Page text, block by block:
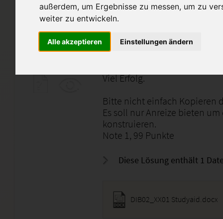
außerdem, um Ergebnisse zu messen, um zu
weiter zu entwickeln.
Alle akzeptieren Einstellungen ändern
Digitalisierung und Big Data
Hallo, ich stelle euch hier
Einsendeaufgabe zur
Über eine positive
Viel Erfolg.
Bitte nicht einfach Kopieren
Es soll nur Anreize bieten
konstruieren.
Note 1, 99 Punkte
Diese Lösung enthält 1
DIB02_XX01 Studyaid.docx